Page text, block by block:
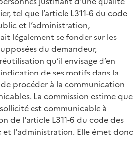
tel que l’article L311-6 du code
et l’administration,
légalement se fonder sur les
du demandeur,
qu’il envisage d’en
de ses motifs dans la
procéder à la communication
La commission estime que
est communicable à
de l'article L311-6 du code des
l'administration. Elle émet donc